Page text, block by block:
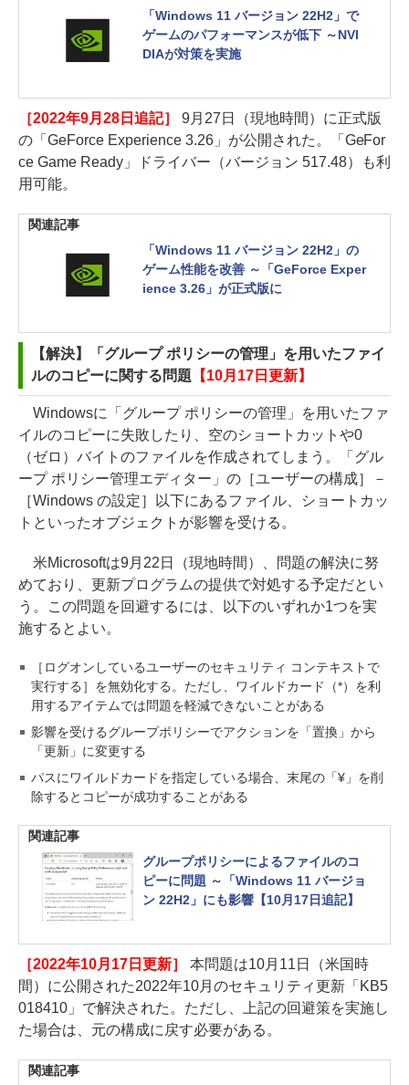
「Windows 11 バージョン 22H2」で
ゲームのパフォーマンスが低下 ～NVI
DIAが対策を実施
［2022年9月28日追記］ 9月27日（現地時間）に正式版
の「GeForce Experience 3.26」が公開された。「GeFor
ce Game Ready」ドライバー（バージョン 517.48）も利
用可能。
関連記事
「Windows 11 バージョン 22H2」の
ゲーム性能を改善 ～「GeForce Exper
ience 3.26」が正式版に
【解決】「グループ ポリシーの管理」を用いたファイ
ルのコピーに関する問題 【10月17日更新】
Windowsに「グループ ポリシーの管理」を用いたファ
イルのコピーに失敗したり、空のショートカットや0
（ゼロ）バイトのファイルを作成されてしまう。「グル
ープ ポリシー管理エディター」の［ユーザーの構成］－
［Windows の設定］以下にあるファイル、ショートカッ
トといったオブジェクトが影響を受ける。
米Microsoftは9月22日（現地時間）、問題の解決に努
めており、更新プログラムの提供で対処する予定だとい
う。この問題を回避するには、以下のいずれか1つを実
施するとよい。
［ログオンしているユーザーのセキュリティ コンテキストで
実行する］を無効化する。ただし、ワイルドカード（*）を利
用するアイテムでは問題を軽減できないことがある
影響を受けるグループポリシーでアクションを「置換」から
「更新」に変更する
パスにワイルドカードを指定している場合、末尾の「¥」を削
除するとコピーが成功することがある
関連記事
グループポリシーによるファイルのコ
ピーに問題 ～「Windows 11 バージョ
ン 22H2」にも影響【10月17日追記】
［2022年10月17日更新］ 本問題は10月11日（米国時
間）に公開された2022年10月のセキュリティ更新「KB5
018410」で解決された。ただし、上記の回避策を実施し
た場合は、元の構成に戻す必要がある。
関連記事